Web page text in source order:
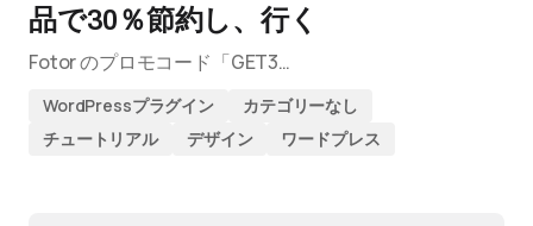
品で30％節約し、行く
Fotor のプロモコード「GET3…
WordPressプラグイン
カテゴリーなし
チュートリアル
デザイン ワードプレス